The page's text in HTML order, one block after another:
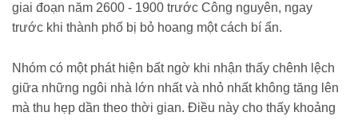
giai đoạn năm 2600 - 1900 trước Công nguyên, ngay
trước khi thành phố bị bỏ hoang một cách bí ẩn.
Nhóm có một phát hiện bất ngờ khi nhận thấy chênh lệch
giữa những ngôi nhà lớn nhất và nhỏ nhất không tăng lên
mà thu hẹp dần theo thời gian. Điều này cho thấy khoảng